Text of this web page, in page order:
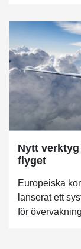
Nytt
flyget
Europeiska
lanserat ett
för